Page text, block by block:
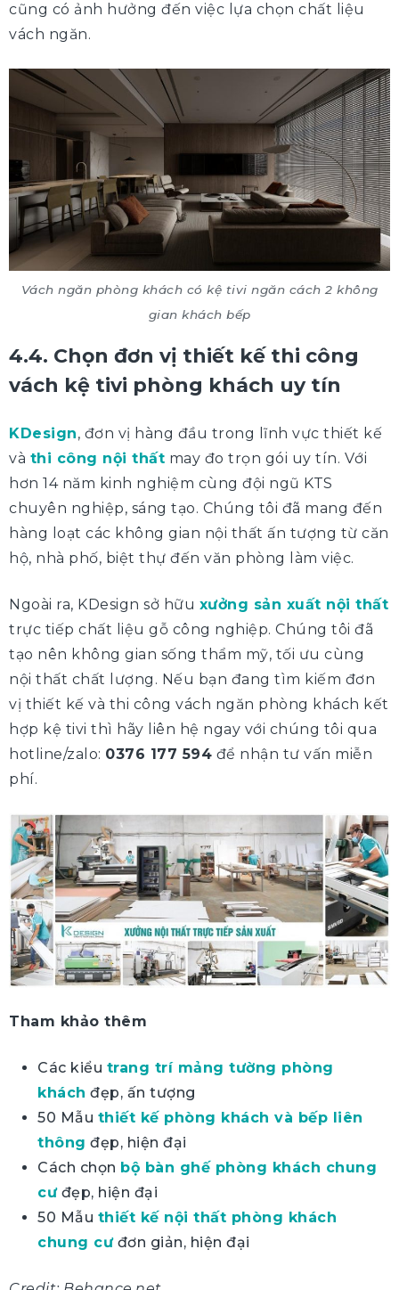
cũng có ảnh hưởng đến việc lựa chọn chất liệu
vách ngăn.
Vách ngăn phòng khách có kệ tivi ngăn cách 2 không
gian khách bếp
4.4. Chọn đơn vị thiết kế thi công
vách kệ tivi phòng khách uy tín
KDesign, đơn vị hàng đầu trong lĩnh vực thiết kế
và thi công nội thất may đo trọn gói uy tín. Với
hơn 14 năm kinh nghiệm cùng đội ngũ KTS
chuyên nghiệp, sáng tạo. Chúng tôi đã mang đến
hàng loạt các không gian nội thất ấn tượng từ căn
hộ, nhà phố, biệt thự đến văn phòng làm việc.
Ngoài ra, KDesign sở hữu xưởng sản xuất nội thất
trực tiếp chất liệu gỗ công nghiệp. Chúng tôi đã
tạo nên không gian sống thẩm mỹ, tối ưu cùng
nội thất chất lượng. Nếu bạn đang tìm kiếm đơn
vị thiết kế và thi công vách ngăn phòng khách kết
hợp kệ tivi thì hãy liên hệ ngay với chúng tôi qua
hotline/zalo: 0376 177 594 để nhận tư vấn miễn
phí.
Tham khảo thêm
Các kiểu trang trí mảng tường phòng
khách đẹp, ấn tượng
50 Mẫu thiết kế phòng khách và bếp liên
thông đẹp, hiện đại
Cách chọn bộ bàn ghế phòng khách chung
cưđẹp, hiện đại
50 Mẫu thiết kế nội thất phòng khách
chung cưđơn giản, hiện đại